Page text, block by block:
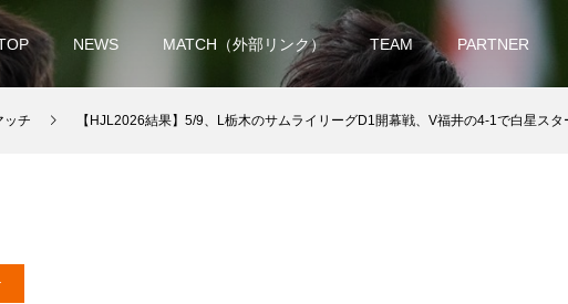
NEWS MATCH（外部リンク） TEAM PARTNER
ッチ 【HJL2026結果】5/9、L栃木のサムライリーグD1開幕戦、V福井の4-1で白星スタ